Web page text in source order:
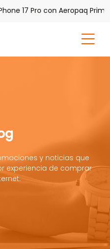
17 Pro con Aeropaq Prime
y noticias que
experiencia de comprar